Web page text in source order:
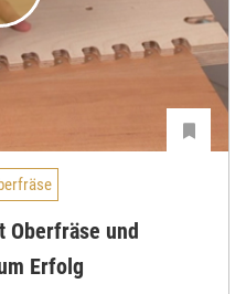
Oberfräse und
Erfolg